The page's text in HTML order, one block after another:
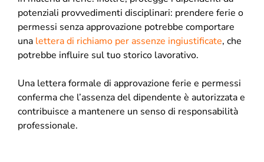
potenziali provvedimenti disciplinari: prendere ferie o
permessi senza approvazione potrebbe comportare
una lettera di richiamo per assenze ingiustificate, che
potrebbe influire sul tuo storico lavorativo.
Una lettera formale di approvazione ferie e permessi
conferma che l’assenza del dipendente è autorizzata e
contribuisce a mantenere un senso di responsabilità
professionale.